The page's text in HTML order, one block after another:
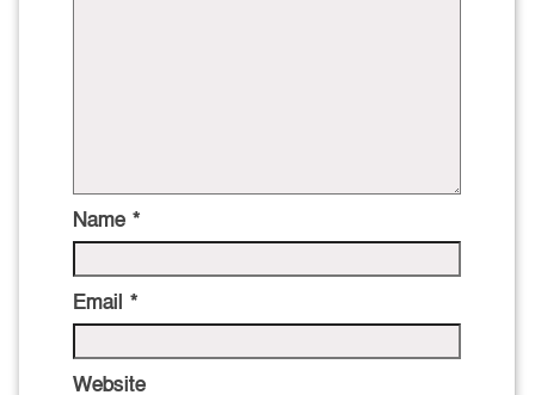
Name *
Email *
Website